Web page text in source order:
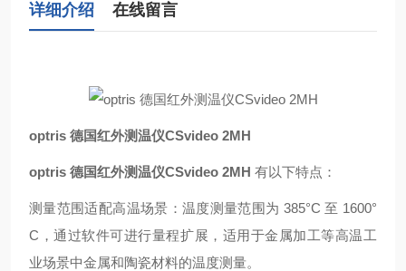
详细介绍 在线留言
optris 德国红外测温仪CSvideo 2MH
optris 德国红外测温仪CSvideo 2MH 有以下特点：
测量范围适配高温场景：温度测量范围为 385°C 至 1600°
C，通过软件可进行量程扩展，适用于金属加工等高温工
业场景中金属和陶瓷材料的温度测量。